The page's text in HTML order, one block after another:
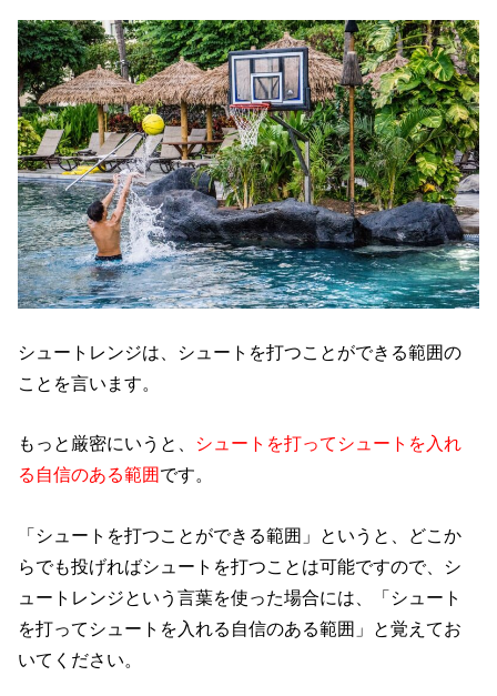
シュートレンジは、シュートを打つことができる範囲の
ことを言います。
もっと厳密にいうと、 シュートを打ってシュートを入れ
る自信のある範囲です。
「シュートを打つことができる範囲」というと、どこか
らでも投げればシュートを打つことは可能ですので、シ
ュートレンジという言葉を使った場合には、「シュート
を打ってシュートを入れる自信のある範囲」と覚えてお
いてください。